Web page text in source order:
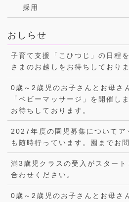
採用
おしらせ
子育て支援「こひつじ」の日程
さまのお越しをお待ちしておりま
0歳～2歳児のお子さんとお母さ
「ベビーマッサージ」を開催し
お待ちしております。
2027年度の園児募集についてア
も随時行っています。園までお
満3歳児クラスの受入がスター
合わせください。
0歳～2歳児のお子さんとお母さ